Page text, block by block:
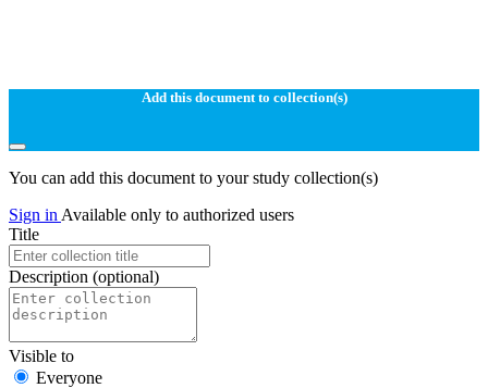
Add this document to collection(s)
You can add this document to your study collection(s)
Sign in Available only to authorized users
Title
Description (optional)
Visible to
Everyone